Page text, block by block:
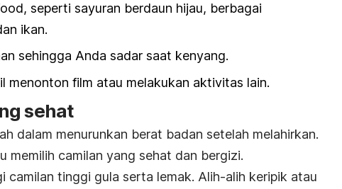
, seperti sayuran berdaun hijau, berbagai
ikan.
sehingga Anda sadar saat kenyang.
menonton film atau melakukan aktivitas lain.
sehat
dalam menurunkan berat badan setelah melahirkan.
memilih camilan yang sehat dan bergizi.
camilan tinggi gula serta lemak. Alih-alih keripik atau